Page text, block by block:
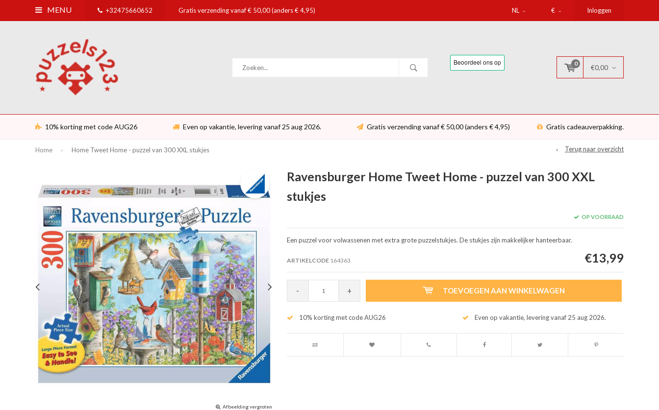
MENU +32475660652 Gratis verzending vanaf € 50,00 (anders € 4,95) NL € Inloggen
0
€0,00
10% korting met code AUG26 Even op vakantie, levering vanaf 25 aug 2026. Gratis verzending vanaf € 50,00 (anders € 4,95) Gratis cadeauverpakking.
Home Home Tweet Home - puzzel van 300 XXL stukjes Terug naar overzicht
Afbeelding vergroten
Ravensburger Home Tweet Home - puzzel van 300 XXL
stukjes
OP VOORRAAD
Een puzzel voor volwassenen met extra grote puzzelstukjes. De stukjes zijn makkelijker hanteerbaar.
ARTIKELCODE164363 €13,99
- + TOEVOEGEN AAN WINKELWAGEN
10% korting met code AUG26 Even op vakantie, levering vanaf 25 aug 2026.